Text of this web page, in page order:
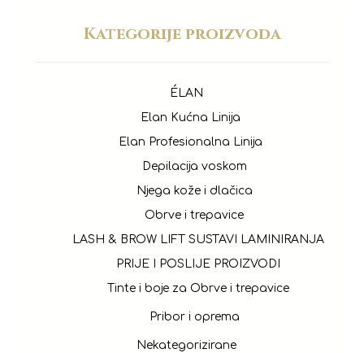
Kategorije proizvoda
ÉLAN
Elan Kućna Linija
Elan Profesionalna Linija
Depilacija voskom
Njega kože i dlačica
Obrve i trepavice
LASH & BROW LIFT SUSTAVI LAMINIRANJA
PRIJE I POSLIJE PROIZVODI
Tinte i boje za Obrve i trepavice
Pribor i oprema
Nekategorizirane